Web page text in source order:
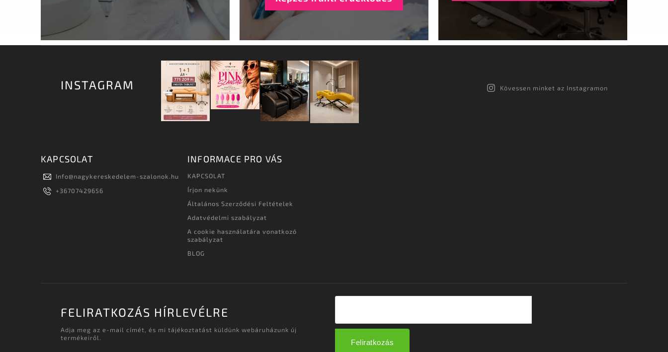
INSTAGRAM Kövessen minket az Instagramon
KAPCSOLAT
Info@nagykereskedelem-szalonok.hu
+36707429656
INFORMACE PRO VÁS
KAPCSOLAT
Írjon nekünk
Általános Szerződési Feltételek
Adatvédelmi szabályzat
A cookie használatára vonatkozó
szabályzat
BLOG
FELIRATKOZÁS HÍRLEVÉLRE
Adja meg az e-mail címét, és mi tájékoztatást küldünk webáruházunk új
termékeiről.
Feliratkozás